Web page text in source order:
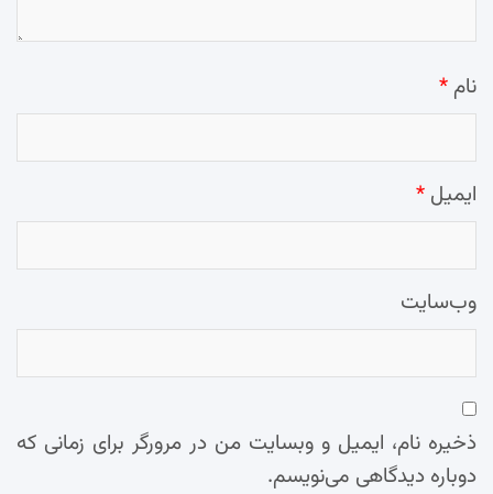
نام *
ایمیل *
وب‌سایت
ذخیره نام، ایمیل و وبسایت من در مرورگر برای زمانی که
دوباره دیدگاهی می‌نویسم.